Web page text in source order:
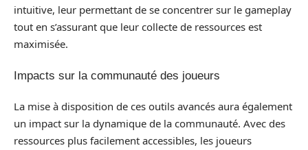
intuitive, leur permettant de se concentrer sur le gameplay
tout en s’assurant que leur collecte de ressources est
maximisée.
Impacts sur la communauté des joueurs
La mise à disposition de ces outils avancés aura également
un impact sur la dynamique de la communauté. Avec des
ressources plus facilement accessibles, les joueurs